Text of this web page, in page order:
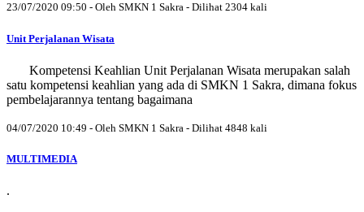
23/07/2020 09:50 - Oleh SMKN 1 Sakra - Dilihat 2304 kali
Unit Perjalanan Wisata
Kompetensi Keahlian Unit Perjalanan Wisata merupakan salah
satu kompetensi keahlian yang ada di SMKN 1 Sakra, dimana fokus
pembelajarannya tentang bagaimana
04/07/2020 10:49 - Oleh SMKN 1 Sakra - Dilihat 4848 kali
MULTIMEDIA
.